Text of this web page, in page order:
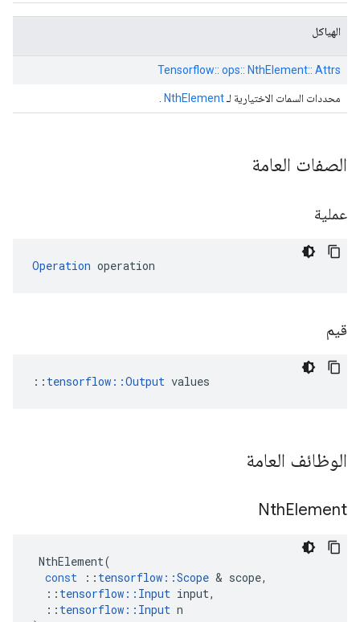
الهياكل
Tensorflow:: ops:: NthElement:: Attrs
محددات السمات الاختيارية لـNthElement
الصفات العامة
عملية
Operation operation
قيم
:: tensorflow::Output values
الوظائف العامة
NthElement
NthElement(
const
:: tensorflow ::Scope & scope,
:: tensorflow :: Input input,
:: tensorflow :: Input n